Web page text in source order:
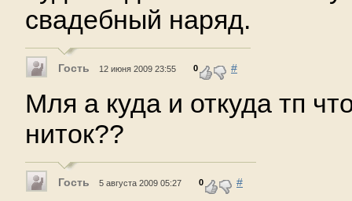
свадебный наряд.
Гость 12 июня 2009 23:55 0 #
Мля а куда и откуда тп
ниток??
Гость 5 августа 2009 05:27 0 #